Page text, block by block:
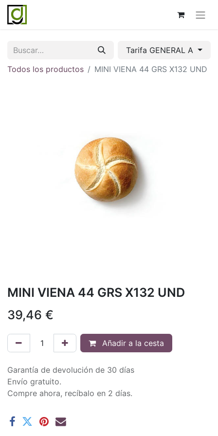
Tarifa GENERAL A
Todos los productos
MINI VIENA 44 GRS X132 UND
MINI VIENA 44 GRS X132 UND
39,46 €
Añadir a la cesta
Garantía de devolución de 30 días
Envío gratuito.
Compre ahora, recíbalo en 2 días.